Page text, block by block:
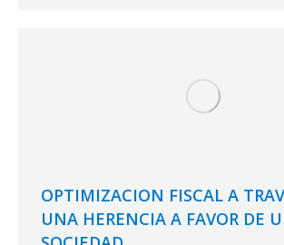
OPTIMIZACION FISCAL A
UNA HERENCIA A FAVOR DE